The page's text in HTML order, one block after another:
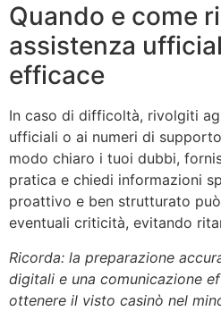
Quando e come
assistenza
efficace
In caso di difficoltà, rivolgiti
ufficiali o ai numeri di
modo chiaro i tuoi dubbi,
pratica e chiedi informazioni
proattivo e ben strutturato
eventuali criticità, evitando
Ricorda: la preparazione
digitali e una comunicazione
ottenere il visto casinò nel